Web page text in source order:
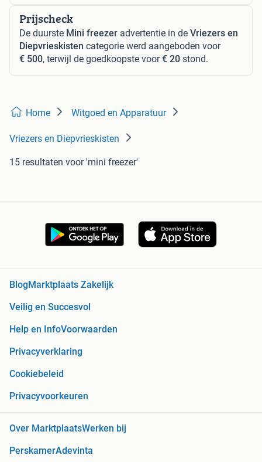
Prijscheck
De duurste Mini freezer advertentie in de Vriezers en
Diepvrieskisten categorie werd aangeboden voor
€ 500, terwijl de goedkoopste voor€ 20 stond.
Home Witgoed en Apparatuur
Vriezers en Diepvrieskisten
15 resultaten voor 'mini freezer'
Blog Marktplaats Zakelijk
Veilig en Succesvol
Help en InfoVoorwaarden
Privacyverklaring
Cookiebeleid
Privacyvoorkeuren
Over MarktplaatsWerken bij
PerskamerAdevinta